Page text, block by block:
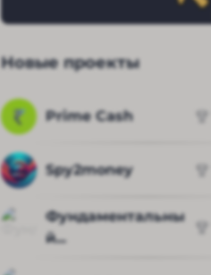
Новые проекты
Prime Cash
Spy2money
Фундаментальны
й...